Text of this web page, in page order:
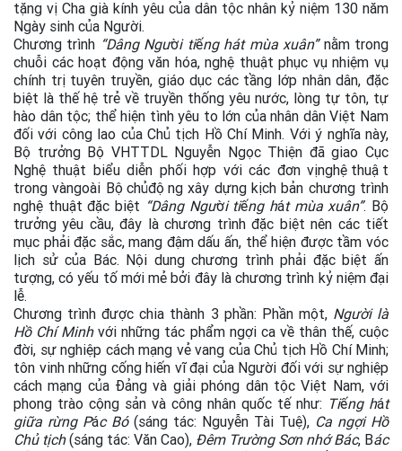
tặng vị Cha già kính yêu của dân tộc nhân kỷ niệm 130 năm
Ngày sinh của Người.
Chương trình “Dâng Người tiếng hát mùa xuân” nằm trong
chuỗi các hoạt động văn hóa, nghệ thuật phục vụ nhiệm vụ
chính trị tuyên truyền, giáo dục các tầng lớp nhân dân, đặc
biệt là thế hệ trẻ về truyền thống yêu nước, lòng tự tôn, tự
hào dân tộc; thể hiện tình yêu to lớn của nhân dân Việt Nam
đối với công lao của Chủ tịch Hồ Chí Minh. Với ý nghĩa này,
Bộ trưởng Bộ VHTTDL Nguyễn Ngọc Thiện đã giao Cục
Nghệ thuật biểu diễn phối hợp với các đơn vịnghệthuật
trong vàngoài Bộchủđộng xây dựng kịch bản chương trình
nghệ thuật đặc biệt “Dâng Người tiếng hát mùa xuân”. Bộ
trưởng yêu cầu, đây là chương trình đặc biệt nên các tiết
mục phải đặc sắc, mang đậm dấu ấn, thể hiện được tầm vóc
lịch sử của Bác. Nội dung chương trình phải đặc biệt ấn
tượng, có yếu tố mới mẻ bởi đây là chương trình kỷ niệm đại
lễ.
Chương trình được chia thành 3 phần: Phần một, Người là
Hồ Chí Minhvới những tác phẩm ngợi ca về thân thế, cuộc
đời, sự nghiệp cách mạng vẻ vang của Chủ tịch Hồ Chí Minh;
tôn vinh những cống hiến vĩ đại của Người đối với sự nghiệp
cách mạng của Đảng và giải phóng dân tộc Việt Nam, với
phong trào cộng sản và công nhân quốc tế như: Tiếng hát
giữa rừng Pác Bó (sáng tác: Nguyễn Tài Tuệ), Ca ngợi Hồ
Chủ tịch(sáng tác: Văn Cao), Đêm Trường Sơn nhớ Bác, Bác